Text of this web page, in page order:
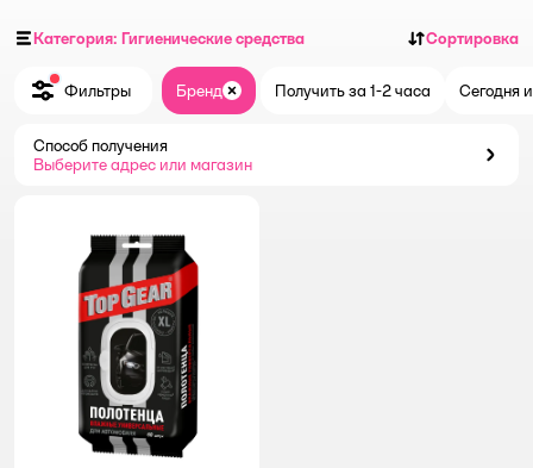
Категория: Гигиенические средства Сортировка
Фильтры Бренд ЗакрытьПолучить за 1-2 часа Сегодня
Способ получения
Выберите адрес или магазин